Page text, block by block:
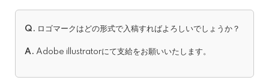
Q. ロゴマークはどの形式で入稿すればよろしいでしょうか？
A. Adobe illustratorにて支給をお願いいたします。